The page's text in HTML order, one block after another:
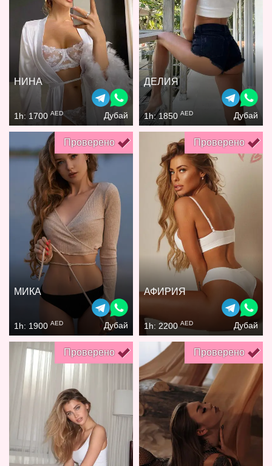
НИНА
1h: 1700 AED Дубай
ДЕЛИЯ
1h: 1850 AED Дубай
Проверено
МИКА
1h: 1900 AED Дубай
Проверено
АФИРИЯ
1h: 2200AED Дубай
Проверено Проверено